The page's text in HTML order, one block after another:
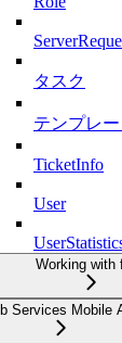
タスク
テンプレー
TicketInfo
User
Working with
Services Mobile